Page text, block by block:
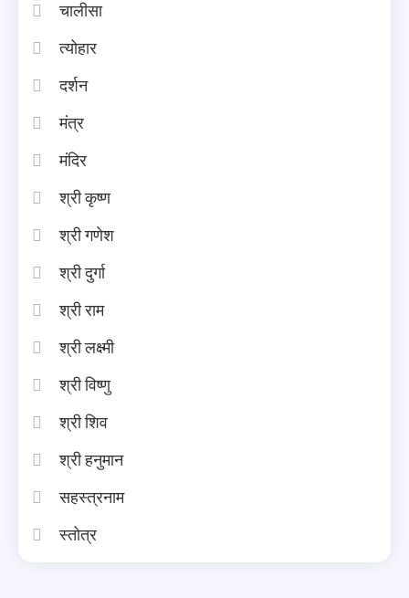
चालीसा
त्योहार
दर्शन
मंत्र
मंदिर
श्री कृष्ण
श्री गणेश
श्री दुर्गा
श्री राम
श्री लक्ष्मी
श्री विष्णु
श्री शिव
श्री हनुमान
सहस्त्रनाम
स्तोत्र